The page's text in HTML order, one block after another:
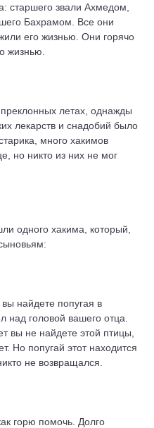
старшего звали Ахмедом,
Бахрамом. Все они
его жизнью. Они горячо
жизнью.
летах, однажды
лекарств и снадобий было
много хакимов
но никто из них не мог
одного хакима, который,
найдете попугая в
над головой вашего отца.
вы не найдете этой птицы,
Но попугай этот находится
не возвращался.
горю помочь. Долго